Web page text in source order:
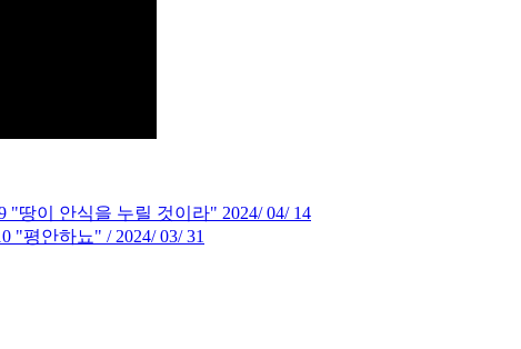
"땅이 안식을 누릴 것이라" 2024/ 04/ 14
"평안하뇨" / 2024/ 03/ 31